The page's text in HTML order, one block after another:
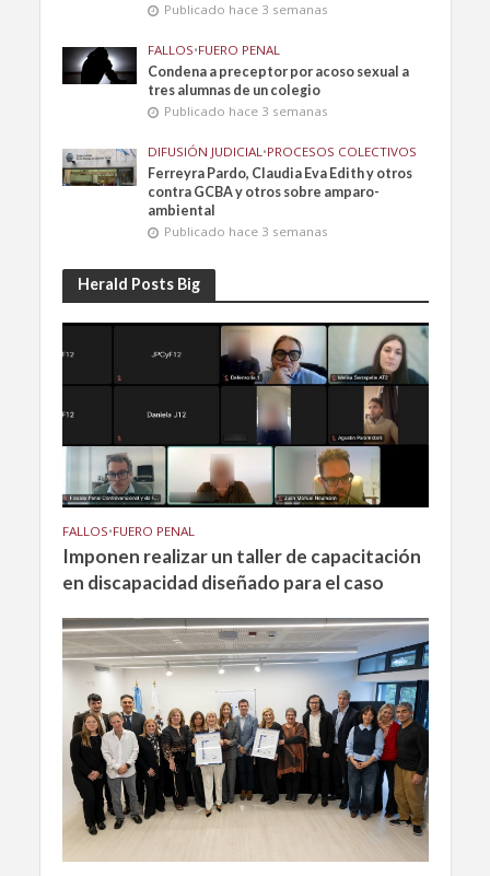
Publicado hace 3 semanas
FALLOS•FUERO PENAL
Condena a preceptor por acoso sexual a
tres alumnas de un colegio
Publicado hace 3 semanas
DIFUSIÓN JUDICIAL•PROCESOS COLECTIVOS
Ferreyra Pardo, Claudia Eva Edith y otros
contra GCBA y otros sobre amparo-
ambiental
Publicado hace 3 semanas
Herald Posts Big
FALLOS•FUERO PENAL
Imponen realizar un taller de capacitación
en discapacidad diseñado para el caso